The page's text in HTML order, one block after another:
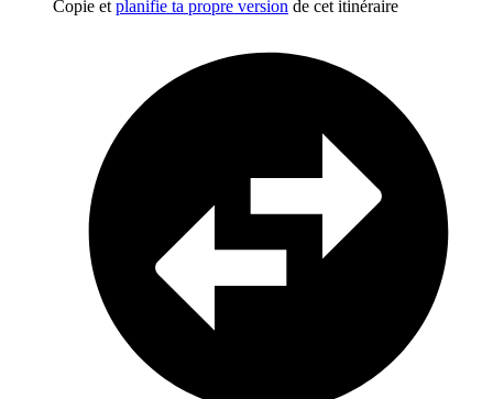
Copie et planifie ta propre version de cet itinéraire